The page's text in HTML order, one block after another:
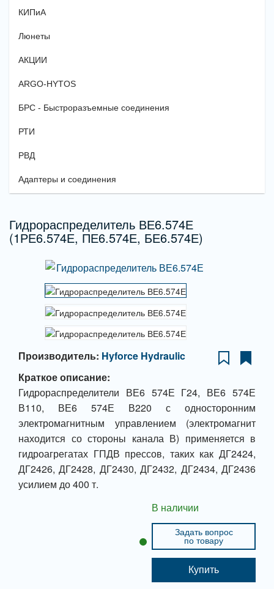
КИПиА
Люнеты
АКЦИИ
ARGO-HYTOS
БРС - Быстроразъемные соединения
РТИ
РВД
Адаптеры и соединения
Гидрораспределитель ВЕ6.574Е
(1РЕ6.574Е, ПЕ6.574Е, БЕ6.574Е)
Производитель: Hyforce Hydraulic
Краткое описание:
Гидрораспределители ВЕ6 574Е Г24, ВЕ6 574Е
В110, ВЕ6 574Е В220 с односторонним
электромагнитным управлением (электромагнит
находится со стороны канала В) применяется в
гидроагрегатах ГПДВ прессов, таких как ДГ2424,
ДГ2426, ДГ2428, ДГ2430, ДГ2432, ДГ2434, ДГ2436
усилием до 400 т.
В наличии
Задать вопрос
по товару
Купить